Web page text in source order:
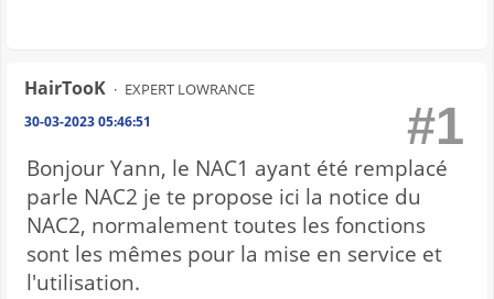
HairTooK EXPERT LOWRANCE
30-03-2023 05:46:51 #1
Bonjour Yann, le NAC1 ayant été remplacé
parle NAC2 je te propose ici la notice du
NAC2, normalement toutes les fonctions
sont les mêmes pour la mise en service et
l'utilisation.